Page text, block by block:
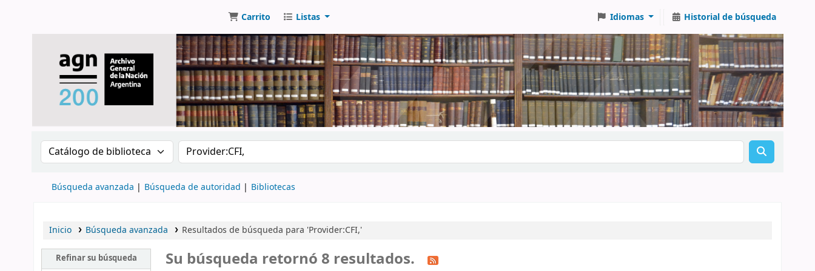
Carrito Listas Idiomas Historial de búsqueda
Buscar en el catálogo por: Buscar en el catálogo
Búsqueda avanzada Búsqueda de autoridad Bibliotecas
Inicio Búsqueda avanzada Resultados de búsqueda para 'Provider:CFI,'
Refinar su búsqueda Su búsqueda retornó 8 resultados.